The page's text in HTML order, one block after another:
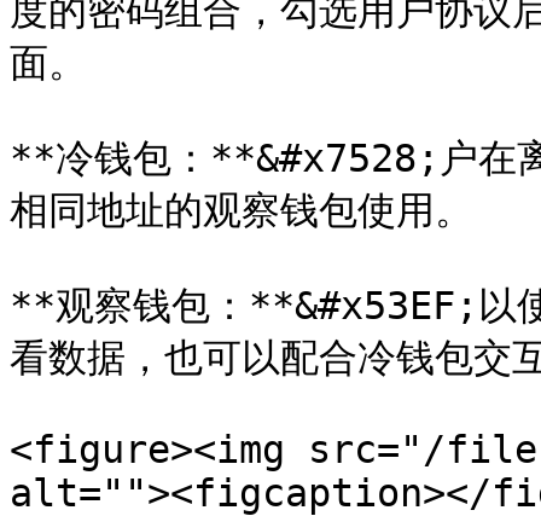
度的密码组合，勾选用户协议
面。
**冷钱包：**&#x7528;户在
相同地址的观察钱包使用。
**观察钱包：**&#x53EF;以
看数据，也可以配合冷钱包交
<figure><img src="/files/
alt=""><figcaption></